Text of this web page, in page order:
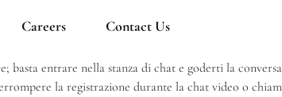
Careers Contact Us
entrare nella stanza di chat e goderti la
la registrazione durante la chat video o